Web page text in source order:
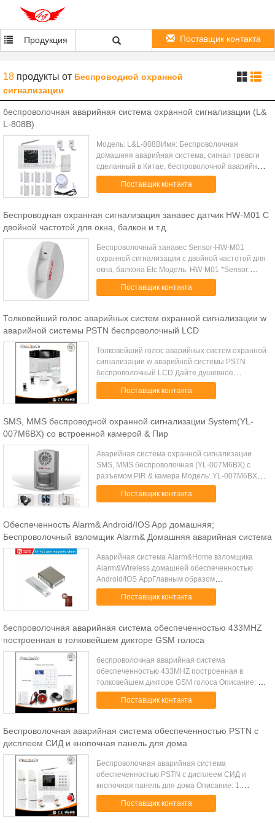
Продукция Поставщик контакта
18 продукты от Беспроводной охранной
сигнализации
беспроволочная аварийная система охранной сигнализации (L&
L-808B)
Модель: L&L-808BИмя: Беспроволочная
домашняя аварийная система, сигнал тревоги
сделанный в Китае, беспроволочной аварийной
системе охранной сигнализации для домашней
обеспеченности, домашнего сигнала тревоги,
Поставщик контакта
Беспроводная охранная сигнализация занавес датчик HW-M01 С
двойной частотой для окна, балкон и т.д.
Беспроволочный занавес Sensor-HW-M01
охранной сигнализации с двойной частотой для
окна, балкона Etc Модель: HW-M01 *Sensor:
Двойная частота (первоначально ввоз) и низкая
инструкция голоса *when некоторая несанк...
Поставщик контакта
Толковейший голос аварийных систем охранной сигнализации w
аварийной системы PSTN беспроволочный LCD
Толковейший голос аварийных систем охранной
сигнализации w аварийной системы PSTN
беспроволочный LCD Дайте душевное
спокойствие зная ваш дом безопасен!
Описание: Устанавливать аварийную систему в
Поставщик контакта
SMS, MMS беспроводной охранной сигнализации System(YL-
007M6BX) со встроенной камерой & Пир
Аварийная система охранной сигнализации
SMS, MMS беспроволочная (YL-007M6BX) с
разъемом PIR & камера Модель: YL-007M6BX 1.
Примите tri-диапазон GSM беспроводная сеть
900/1800/1900 MHz. 2. Разъем 300, цифровой ...
Поставщик контакта
Обеспеченность Alarm& Android/IOS App домашняя;
Беспроволочный взломщик Alarm& Домашняя аварийная система
Аварийная система Alarm&Home взломщика
Alarm&Wireless домашней обеспеченностью
Android/IOS AppГлавным образом
характеристика:l открытое/близкая дверь, RF-
V11 пошлют сообщение или шкала к binding
Поставщик контакта
беспроволочная аварийная система обеспеченностью 433MHZ
построенная в толковейшем дикторе GSM голоса
беспроволочная аварийная система
обеспеченностью 433MHZ построенная в
толковейшем дикторе GSM голоса Описание: 1.
Кнопочная панель на панели, большой дисплей
касания LCD для того чтобы показать меню
Поставщик контакта
Беспроволочная аварийная система обеспеченностью PSTN с
дисплеем СИД и кнопочная панель для дома
Беспроволочная аварийная система
обеспеченностью PSTN с дисплеем СИД и
кнопочная панель для дома Описание: 1.
Главный блок получит сигнал от детекторов
когда детекторы обнаружили любой
Поставщик контакта